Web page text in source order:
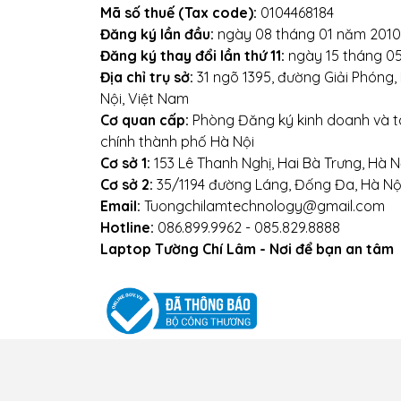
Mọi yêu cầu đặt hàng,
Địa chỉ: Số 153 Lê Thanh
Mã số thuế (Tax code): 0104468184
Đăng ký lần đầu: ngày 08 tháng 01 năm 2010
Đăng ký thay đổi lần thứ 11: ngày 15 tháng
Địa chỉ trụ sở: 31 ngõ 1395, đường Giải
Nội, Việt Nam
Cơ quan cấp: Phòng Đăng ký kinh doanh và
chính thành phố Hà Nội
Cơ sở 1: 153 Lê Thanh Nghị, Hai Bà Trưng, Hà
Cơ sở 2: 35/1194 đường Láng, Đống Đa, Hà
Email: Tuongchilamtechnology@gmail.com
Hotline: 086.899.9962 - 085.829.8888
Laptop Tường Chí Lâm - Nơi để bạn an tâm